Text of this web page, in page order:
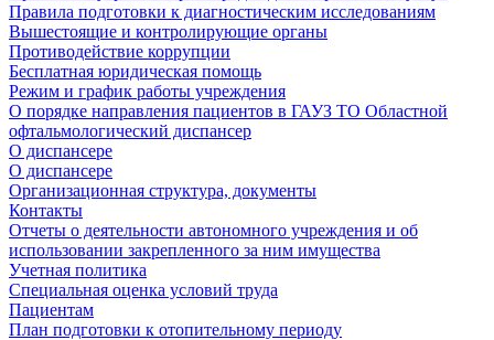
Правила подготовки к диагностическим исследованиям
Вышестоящие и контролирующие органы
Противодействие коррупции
Бесплатная юридическая помощь
Режим и график работы учреждения
О порядке направления пациентов в ГАУЗ ТО Областной
офтальмологический диспансер
О диспансере
О диспансере
Организационная структура, документы
Контакты
Отчеты о деятельности автономного учреждения и об
использовании закрепленного за ним имущества
Учетная политика
Специальная оценка условий труда
Пациентам
План подготовки к отопительному периоду